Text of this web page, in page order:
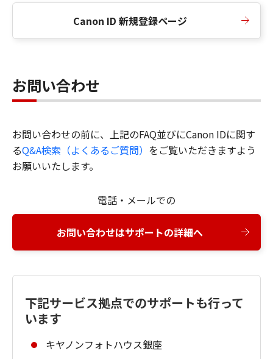
Canon ID 新規登録ページ
お問い合わせ
お問い合わせの前に、上記のFAQ並びにCanon IDに関す
るQ&A検索（よくあるご質問） をご覧いただきますよう
お願いいたします。
電話・メールでの
お問い合わせはサポートの詳細へ
下記サービス拠点でのサポートも行って
います
キヤノンフォトハウス銀座